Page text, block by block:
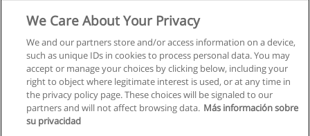
We Care About Your Privacy
We and our partners store and/or access information on a device,
such as unique IDs in cookies to process personal data. You may
accept or manage your choices by clicking below, including your
right to object where legitimate interest is used, or at any time in
the privacy policy page. These choices will be signaled to our
partners and will not affect browsing data. Más información sobre
su privacidad